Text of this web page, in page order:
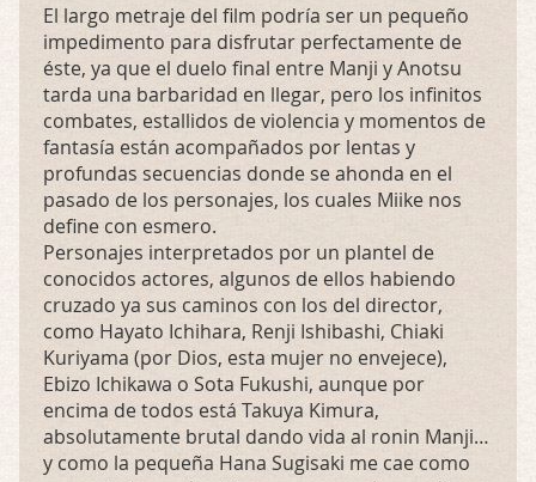
El largo metraje del film podría ser un pequeño
impedimento para disfrutar perfectamente de
éste, ya que el duelo final entre Manji y Anotsu
tarda una barbaridad en llegar, pero los infinitos
combates, estallidos de violencia y momentos de
fantasía están acompañados por lentas y
profundas secuencias donde se ahonda en el
pasado de los personajes, los cuales Miike nos
define con esmero.
Personajes interpretados por un plantel de
conocidos actores, algunos de ellos habiendo
cruzado ya sus caminos con los del director,
como Hayato Ichihara, Renji Ishibashi, Chiaki
Kuriyama (por Dios, esta mujer no envejece),
Ebizo Ichikawa o Sota Fukushi, aunque por
encima de todos está Takuya Kimura,
absolutamente brutal dando vida al ronin Manji…
y como la pequeña Hana Sugisaki me cae como